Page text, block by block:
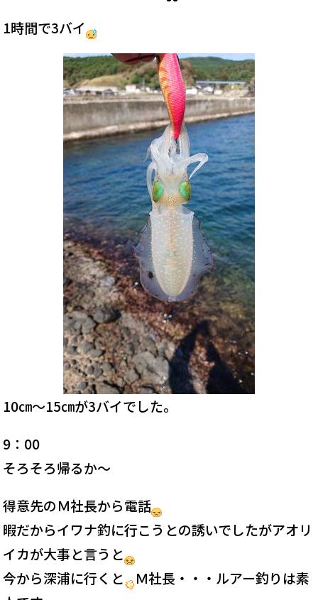
1時間で3バイ
10㎝～15㎝が3バイでした。
9：00
そろそろ帰るか～
得意先のＭ社長から電話
暇だからイワナ釣に行こうとの誘いでしたがアオリ
イカが大事と言うと
今から深浦に行くと
Ｍ社長・・・ルアー釣りは素